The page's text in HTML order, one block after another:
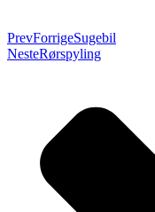
PrevForrigeSugebil
NesteRørspyling